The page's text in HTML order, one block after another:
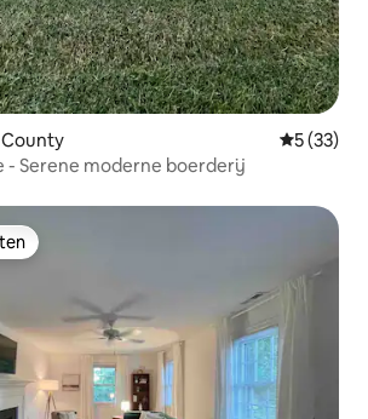
County
5 (33)
- Serene moderne boerderij